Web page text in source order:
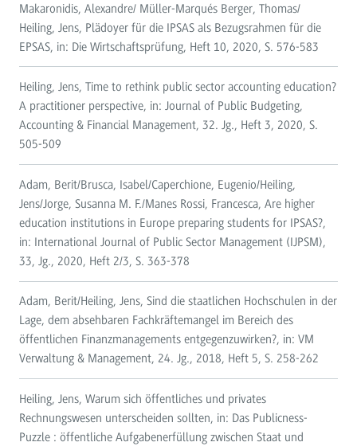
Makaronidis, Alexandre/ Müller-Marqués Berger, Thomas/
Heiling, Jens, Plädoyer für die IPSAS als Bezugsrahmen für die
EPSAS, in: Die Wirtschaftsprüfung, Heft 10, 2020, S. 576-583
Heiling, Jens, Time to rethink public sector accounting education?
A practitioner perspective, in: Journal of Public Budgeting,
Accounting & Financial Management, 32. Jg., Heft 3, 2020, S.
505-509
Adam, Berit/Brusca, Isabel/Caperchione, Eugenio/Heiling,
Jens/Jorge, Susanna M. F./Manes Rossi, Francesca, Are higher
education institutions in Europe preparing students for IPSAS?,
in: International Journal of Public Sector Management (IJPSM),
33, Jg., 2020, Heft 2/3, S. 363-378
Adam, Berit/Heiling, Jens, Sind die staatlichen Hochschulen in der
Lage, dem absehbaren Fachkräftemangel im Bereich des
öffentlichen Finanzmanagements entgegenzuwirken?, in: VM
Verwaltung & Management, 24. Jg., 2018, Heft 5, S. 258-262
Heiling, Jens, Warum sich öffentliches und privates
Rechnungswesen unterscheiden sollten, in: Das Publicness-
Puzzle : öffentliche Aufgabenerfüllung zwischen Staat und